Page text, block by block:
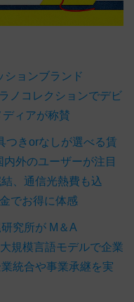
ションブランド
ノコレクションでデビ
ィアが称賛
つきorなしが選べる賃
外のユーザーが注目
、通信光熱費も込
でお得に体感
究所が M＆A
規模言語モデルで企業
統合や事業承継を実